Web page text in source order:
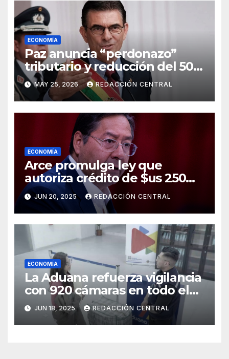
ECONOMÍA
Paz anuncia “perdonazo”
tributario y reducción del 50%
al salario del Presidente y
ministros
MAY 25, 2026 REDACCIÓN CENTRAL
ECONOMÍA
Arce promulga ley que
autoriza crédito de $us 250
millones del BID para
emergencias
JUN 20, 2025 REDACCIÓN CENTRAL
ECONOMÍA
La Aduana refuerza vigilancia
con 920 cámaras en todo el
país
JUN 18, 2025 REDACCIÓN CENTRAL